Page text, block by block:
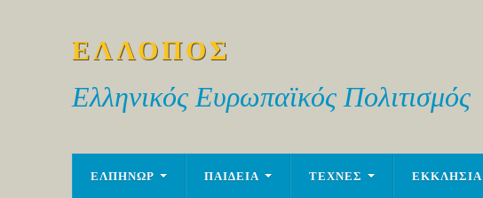
ΕΛΛΟΠΟΣ
Ελληνικός Ευρωπαϊκός Πολιτισμός
ΕΛΠΗΝΩΡ ΠΑΙΔΕΙΑ ΤΕΧΝΕΣ ΕΚΚΛΗΣΙΑ